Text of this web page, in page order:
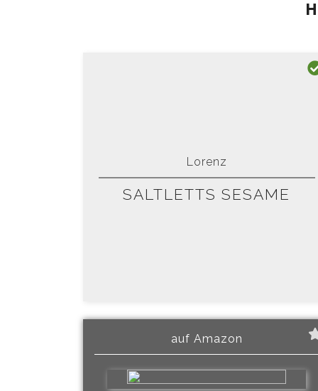
Lorenz
SALTLETTS SESAME
auf Amazon